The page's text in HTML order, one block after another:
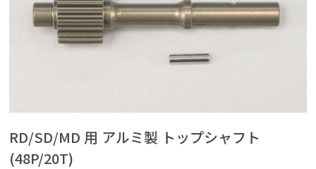
RD/SD/MD 用 アルミ製 トップシャフト
(48P/20T)